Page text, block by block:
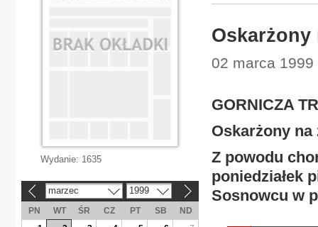
02 marca 1999
GORNICZA
Oskarżony
Z powodu
poniedziałek
Sosnowcu w
Wydanie: 1635
marzec 1999
PN WT ŚR CZ PT SB
ND